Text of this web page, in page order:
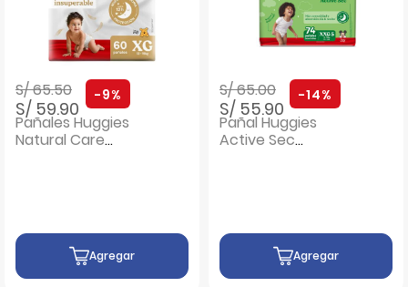
Precio rebajado de
S/ 65.50a
S/ 59.90
-9%
Pañales Huggies
Natural Care
Agregar
Precio rebajado de
S/ 65.00a
S/ 55.90
-14%
Pañal Huggies
Active Sec
Agregar